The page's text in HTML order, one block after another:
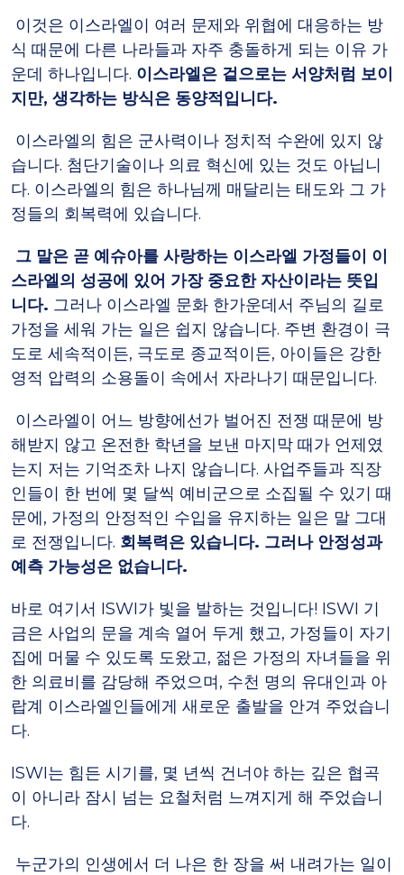
이것은 이스라엘이 여러 문제와 위협에 대응하는 방
식 때문에 다른 나라들과 자주 충돌하게 되는 이유 가
운데 하나입니다. 이스라엘은 겉으로는 서양처럼 보이
지만, 생각하는 방식은 동양적입니다.
이스라엘의 힘은 군사력이나 정치적 수완에 있지 않
습니다. 첨단기술이나 의료 혁신에 있는 것도 아닙니
다. 이스라엘의 힘은 하나님께 매달리는 태도와 그 가
정들의 회복력에 있습니다.
그 말은 곧 예슈아를 사랑하는 이스라엘 가정들이 이
스라엘의 성공에 있어 가장 중요한 자산이라는 뜻입
니다. 그러나 이스라엘 문화 한가운데서 주님의 길로
가정을 세워 가는 일은 쉽지 않습니다. 주변 환경이 극
도로 세속적이든, 극도로 종교적이든, 아이들은 강한
영적 압력의 소용돌이 속에서 자라나기 때문입니다.
이스라엘이 어느 방향에선가 벌어진 전쟁 때문에 방
해받지 않고 온전한 학년을 보낸 마지막 때가 언제였
는지 저는 기억조차 나지 않습니다. 사업주들과 직장
인들이 한 번에 몇 달씩 예비군으로 소집될 수 있기 때
문에, 가정의 안정적인 수입을 유지하는 일은 말 그대
로 전쟁입니다. 회복력은 있습니다. 그러나 안정성과
예측 가능성은 없습니다.
바로 여기서 ISWI가 빛을 발하는 것입니다! ISWI 기
금은 사업의 문을 계속 열어 두게 했고, 가정들이 자기
집에 머물 수 있도록 도왔고, 젊은 가정의 자녀들을 위
한 의료비를 감당해 주었으며, 수천 명의 유대인과 아
랍계 이스라엘인들에게 새로운 출발을 안겨 주었습니
다.
ISWI는 힘든 시기를, 몇 년씩 건너야 하는 깊은 협곡
이 아니라 잠시 넘는 요철처럼 느껴지게 해 주었습니
다.
누군가의 인생에서 더 나은 한 장을 써 내려가는 일이